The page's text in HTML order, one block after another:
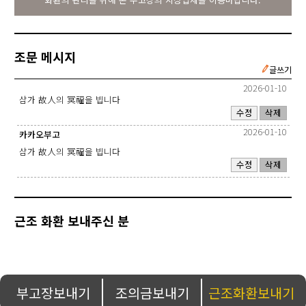
조문 메시지
글쓰기
2026-01-10
삼가 故人의 冥福을 빕니다
수정
삭제
카카오부고
2026-01-10
삼가 故人의 冥福을 빕니다
수정
삭제
근조 화환 보내주신 분
부고장보내기 조의금보내기 근조화환보내기